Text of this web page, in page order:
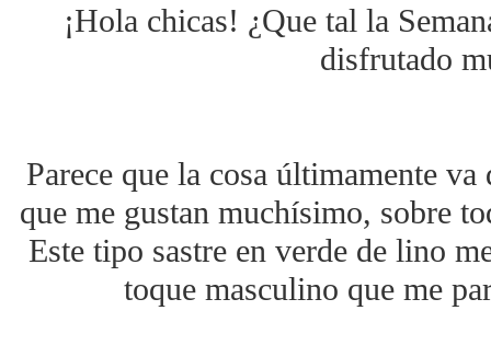
¡Hola chicas! ¿Que tal la
disfrutado
Parece que la cosa últimamente
que me gustan muchísimo, sobre
Este tipo sastre en verde de lino
toque masculino que me